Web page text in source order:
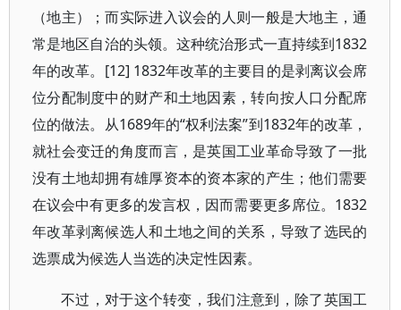
（地主）；而实际进入议会的人则一般是大地主，通
常是地区自治的头领。这种统治形式一直持续到1832
年的改革。[12] 1832年改革的主要目的是剥离议会席
位分配制度中的财产和土地因素，转向按人口分配席
位的做法。从1689年的“权利法案”到1832年的改革，
就社会变迁的角度而言，是英国工业革命导致了一批
没有土地却拥有雄厚资本的资本家的产生；他们需要
在议会中有更多的发言权，因而需要更多席位。1832
年改革剥离候选人和土地之间的关系，导致了选民的
选票成为候选人当选的决定性因素。
不过，对于这个转变，我们注意到，除了英国工